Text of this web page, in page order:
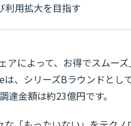
利用拡大を目指す
アによって、お得でスムー
、シリーズBラウンドとし
達金額は約23億円です。